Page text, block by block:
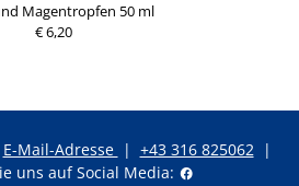
Magentropfen 50 ml
€ 6,20
E-Mail-Adresse | +43 316 825062|
uns auf Social Media: